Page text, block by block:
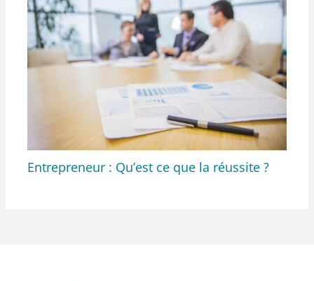
Entrepreneur : Qu’est ce que la réussite ?